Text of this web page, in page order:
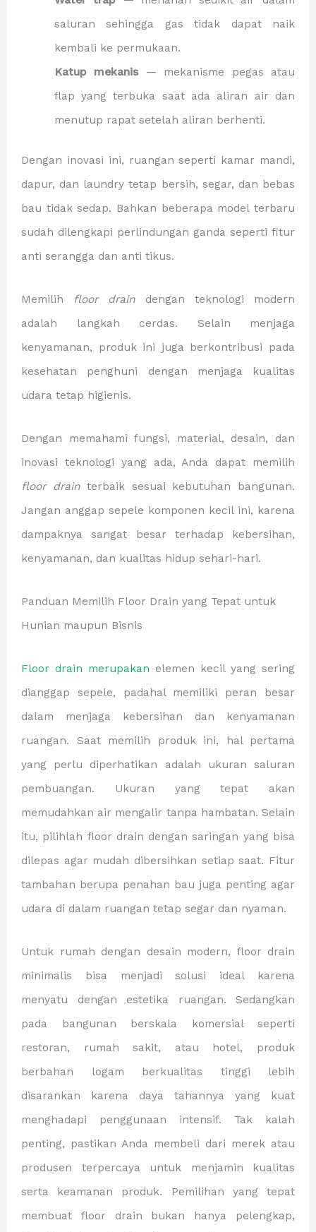
saluran sehingga gas tidak dapat naik
kembali ke permukaan.
Katup mekanis— mekanisme pegas atau
flap yang terbuka saat ada aliran air dan
menutup rapat setelah aliran berhenti.
Dengan inovasi ini, ruangan seperti kamar mandi,
dapur, dan laundry tetap bersih, segar, dan bebas
bau tidak sedap. Bahkan beberapa model terbaru
sudah dilengkapi perlindungan ganda seperti fitur
anti serangga dan anti tikus.
Memilih floor drain dengan teknologi modern
adalah langkah cerdas. Selain menjaga
kenyamanan, produk ini juga berkontribusi pada
kesehatan penghuni dengan menjaga kualitas
udara tetap higienis.
Dengan memahami fungsi, material, desain, dan
inovasi teknologi yang ada, Anda dapat memilih
floor drainterbaik sesuai kebutuhan bangunan.
Jangan anggap sepele komponen kecil ini, karena
dampaknya sangat besar terhadap kebersihan,
kenyamanan, dan kualitas hidup sehari-hari.
Panduan Memilih Floor Drain yang Tepat untuk
Hunian maupun Bisnis
Floor drain merupakan elemen kecil yang sering
dianggap sepele, padahal memiliki peran besar
dalam menjaga kebersihan dan kenyamanan
ruangan. Saat memilih produk ini, hal pertama
yang perlu diperhatikan adalah ukuran saluran
pembuangan. Ukuran yang tepat akan
memudahkan air mengalir tanpa hambatan. Selain
itu, pilihlah floor drain dengan saringan yang bisa
dilepas agar mudah dibersihkan setiap saat. Fitur
tambahan berupa penahan bau juga penting agar
udara di dalam ruangan tetap segar dan nyaman.
Untuk rumah dengan desain modern, floor drain
minimalis bisa menjadi solusi ideal karena
menyatu dengan estetika ruangan. Sedangkan
pada bangunan berskala komersial seperti
restoran, rumah sakit, atau hotel, produk
berbahan logam berkualitas tinggi lebih
disarankan karena daya tahannya yang kuat
menghadapi penggunaan intensif. Tak kalah
penting, pastikan Anda membeli dari merek atau
produsen terpercaya untuk menjamin kualitas
serta keamanan produk. Pemilihan yang tepat
membuat floor drain bukan hanya pelengkap,